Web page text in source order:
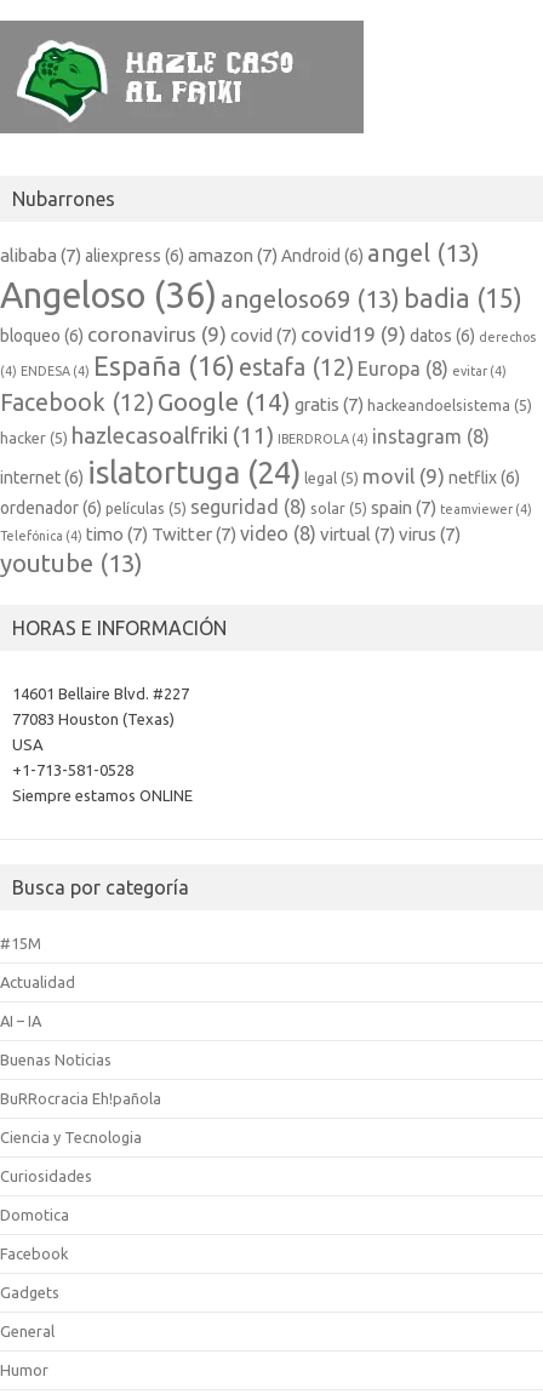
Nubarrones
alibaba (7) aliexpress (6) amazon (7) Android (6) angel (13)
Angeloso (36) angeloso69 (13) badia (15)
bloqueo (6) coronavirus (9) covid (7) covid19 (9) datos (6) derechos
(4) ENDESA (4) España (16) estafa (12) Europa (8) evitar (4)
Facebook (12) Google (14) gratis (7) hackeandoelsistema (5)
hacker (5) hazlecasoalfriki (11) IBERDROLA (4) instagram (8)
internet(6) islatortuga (24) legal (5) movil (9) netflix(6)
ordenador(6) películas (5) seguridad (8) solar (5) spain (7) teamviewer (4)
Telefónica (4) timo (7) Twitter(7) video (8) virtual (7) virus (7)
youtube (13)
HORAS E INFORMACIÓN
14601 Bellaire Blvd. #227
77083 Houston (Texas)
USA
+1-713-581-0528
Siempre estamos ONLINE
Busca por categoría
#15M
Actualidad
AI – IA
Buenas Noticias
BuRRocracia Eh!pañola
Ciencia y Tecnologia
Curiosidades
Domotica
Facebook
Gadgets
General
Humor